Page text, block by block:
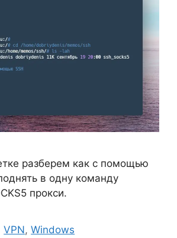
разберем как с помощью
в одну команду
прокси.
VPN,Windows